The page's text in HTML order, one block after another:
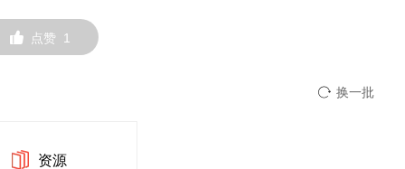
点赞 1
换一批
资源